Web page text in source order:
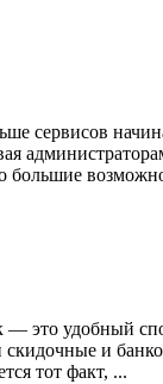
сервисов
большие
это удобный
и
тот факт, ...